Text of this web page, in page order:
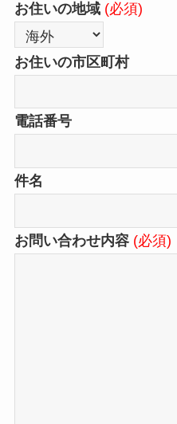
お住いの地域 (必須)
お住いの市区町村
電話番号
件名
お問い合わせ内容 (必須)